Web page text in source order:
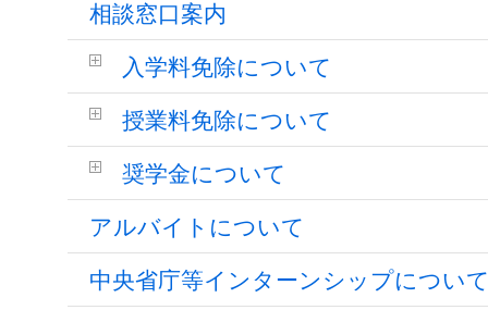
相談窓口案内
入学料免除について
授業料免除について
奨学金について
アルバイトについて
中央省庁等インターンシップについ